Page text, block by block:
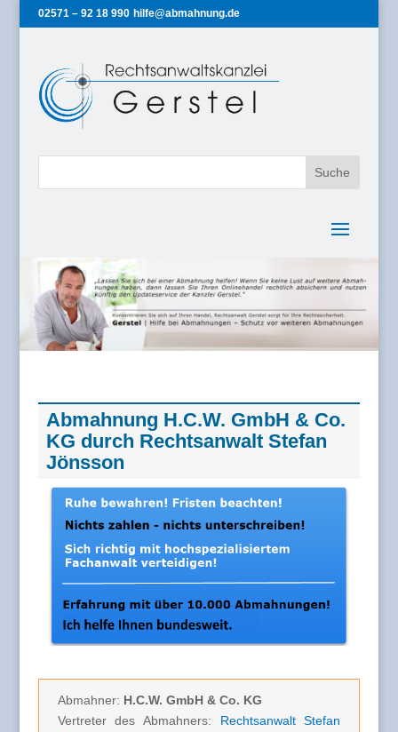
02571 – 92 18 990 hilfe@abmahnung.de
Abmahnung H.C.W. GmbH & Co.
KG durch Rechtsanwalt Stefan
Jönsson
Abmahner: H.C.W. GmbH & Co. KG
Vertreter des Abmahners: Rechtsanwalt Stefan